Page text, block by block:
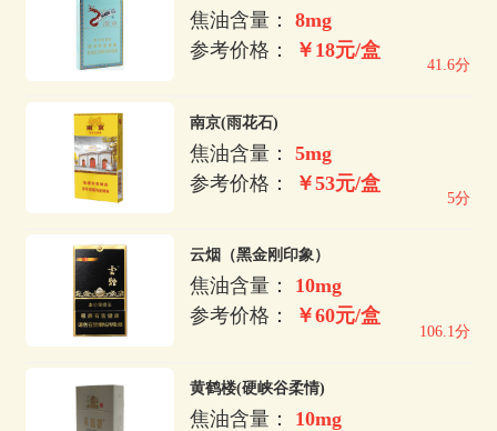
焦油含量：8mg
参考价格：
￥18元/盒
41.6分
南京(雨花石)
焦油含量：5mg
参考价格：
￥53元/盒
5分
云烟（黑金刚印象）
焦油含量： 10mg
参考价格：
￥60元/盒
106.1分
黄鹤楼(硬峡谷柔情)
焦油含量： 10mg